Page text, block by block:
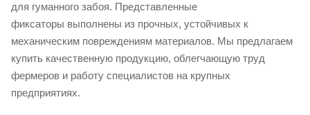
для гуманного забоя. Представленные
фиксаторы выполнены из прочных, устойчивых к
механическим повреждениям материалов. Мы предлагаем
купить качественную продукцию, облегчающую труд
фермеров и работу специалистов на крупных
предприятиях.